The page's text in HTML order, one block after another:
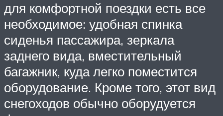
для комфортной поездки есть все
необходимое: удобная спинка
сиденья пассажира, зеркала
заднего вида, вместительный
багажник, куда легко поместится
оборудование. Кроме того, этот вид
снегоходов обычно оборудуется